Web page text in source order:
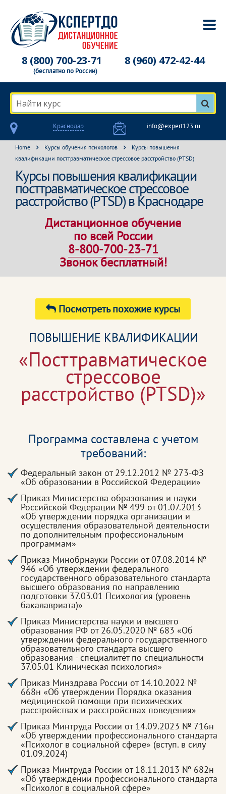
8 (800) 700-23-71
(бесплатно по России)
8 (960) 472-42-44
Найти курс
Краснодар info@expert123.ru
Home Курсы обучения психологов
Курсы повышения
квалификации посттравматическое стрессовое расстройство (PTSD)
Курсы повышения квалификации
посттравматическое стрессовое
расстройство (PTSD) в Краснодаре
Дистанционное обучение
по всей России
8-800-700-23-71
Звонок бесплатный!
Посмотреть похожие курсы
ПОВЫШЕНИЕ КВАЛИФИКАЦИИ
«Посттравматическое
стрессовое
расстройство (PTSD)»
Программа составлена с учетом
требований:
Федеральный закон от 29.12.2012 № 273-ФЗ
«Об образовании в Российской Федерации»
Приказ Министерства образования и науки
Российской Федерации № 499 от 01.07.2013
«Об утверждении порядка организации и
осуществления образовательной деятельности
по дополнительным профессиональным
программам»
Приказ Минобрнауки России от 07.08.2014 №
946 «Об утверждении федерального
государственного образовательного стандарта
высшего образования по направлению
подготовки 37.03.01 Психология (уровень
бакалавриата)»
Приказ Министерства науки и высшего
образования РФ от 26.05.2020 № 683 «Об
утверждении федерального государственного
образовательного стандарта высшего
образования - специалитет по специальности
37.05.01 Клиническая психология»
Приказ Минздрава России от 14.10.2022 №
668н «Об утверждении Порядка оказания
медицинской помощи при психических
расстройствах и расстройствах поведения»
Приказ Минтруда России от 14.09.2023 № 716н
«Об утверждении профессионального стандарта
«Психолог в социальной сфере» (вступ. в силу
01.09.2024)
Приказ Минтруда России от 18.11.2013 № 682н
«Об утверждении профессионального стандарта
«Психолог в социальной сфере»